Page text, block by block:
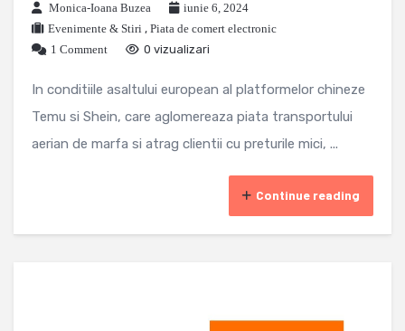
Monica-Ioana Buzea
iunie 6, 2024
Evenimente & Stiri , Piata de comert electronic
1 Comment
0 vizualizari
In conditiile asaltului european al platformelor chineze
Temu si Shein, care aglomereaza piata transportului
aerian de marfa si atrag clientii cu preturile mici, ...
Continue reading